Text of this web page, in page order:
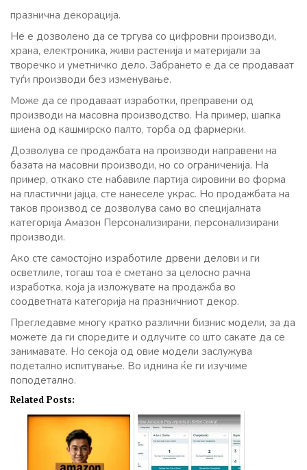
празнична декорација.
Не е дозволено да се тргува со цифровни производи,
храна, електроника, живи растенија и материјали за
творечко и уметничко дело. Забрането е да се продаваат
туѓи производи без изменување.
Може да се продаваат изработки, преправени од
производи на масовна производство. На пример, шапка
шиена од кашмирско палто, торба од фармерки.
Дозволува се продажбата на производи направени на
базата на масовни производи, но со ограниченија. На
пример, откако сте набавиле партија сировини во форма
на пластични јајца, сте нанеселе украс. Но продажбата на
таков производ се дозволува само во специјалната
категорија Амазон Персонализирани, персонализирани
производи.
Ако сте самостојно изработиле дрвени делови и ги
осветлиле, тогаш тоа е сметано за целосно рачна
изработка, која ја изложувате на продажба во
соодветната категорија на празничниот декор.
Прегледавме многу кратко различни бизнис модели, за да
можете да ги споредите и одлучите со што сакате да се
занимавате. Но секоја од овие модели заслужува
подетално испитување. Во иднина ќе ги изучиме
поподетално.
Related Posts: